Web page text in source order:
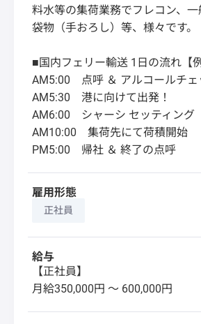
料水等の集荷業務でフレコン、一
袋物（手おろし）等、様々です。
■国内フェリー輸送 1日の流れ【例
AM5:00 点呼 ＆ アルコールチェ
AM5:30 港に向けて出発！
AM6:00 シャーシ セッティング
AM10:00 集荷先にて荷積開始
PM5:00 帰社 ＆ 終了の点呼
雇用形態
正社員
給与
【正社員】
月給350,000円 〜 600,000円